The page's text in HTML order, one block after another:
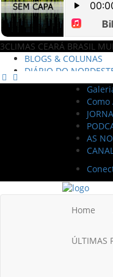
3CLIMAS CEARÁ BRASIL
DIÁRIO DO
PODCAST - PONTO
BRASIL DE FATO -
NOTÍCIAS
BRASIL NOTÍCIAS
ÚLTIMAS NOTÍCIAS
NOTÍCIAS TAMBÉM
BRASIL MUNDO AO
O MUNDO É NOTÍCIA
JORNAL DO BRASIL
CNN BRASIL
CBN GLOBO
AS
Home
ÚLTIMAS